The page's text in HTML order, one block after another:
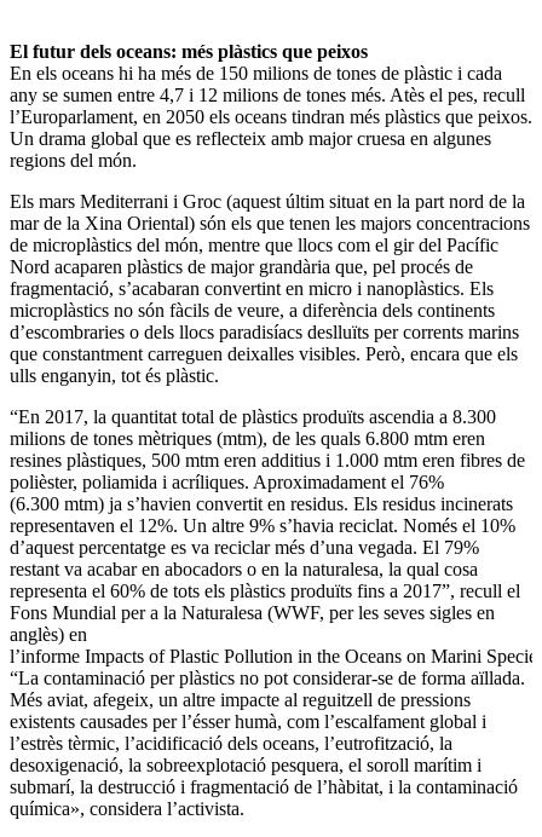
El futur dels oceans: més plàstics que peixos
En els oceans hi ha més de 150 milions de tones de plàstic i cada
any se sumen entre 4,7 i 12 milions de tones més. Atès el pes, recull
l’Europarlament, en 2050 els oceans tindran més plàstics que peixos.
Un drama global que es reflecteix amb major cruesa en algunes
regions del món.
Els mars Mediterrani i Groc (aquest últim situat en la part nord de la
mar de la Xina Oriental) són els que tenen les majors concentracions
de microplàstics del món, mentre que llocs com el gir del Pacífic
Nord acaparen plàstics de major grandària que, pel procés de
fragmentació, s’acabaran convertint en micro i nanoplàstics. Els
microplàstics no són fàcils de veure, a diferència dels continents
d’escombraries o dels llocs paradisíacs deslluïts per corrents marins
que constantment carreguen deixalles visibles. Però, encara que els
ulls enganyin, tot és plàstic.
“En 2017, la quantitat total de plàstics produïts ascendia a 8.300
milions de tones mètriques (mtm), de les quals 6.800 mtm eren
resines plàstiques, 500 mtm eren additius i 1.000 mtm eren fibres de
polièster, poliamida i acríliques. Aproximadament el 76%
(6.300 mtm) ja s’havien convertit en residus. Els residus incinerats
representaven el 12%. Un altre 9% s’havia reciclat. Només el 10%
d’aquest percentatge es va reciclar més d’una vegada. El 79%
restant va acabar en abocadors o en la naturalesa, la qual cosa
representa el 60% de tots els plàstics produïts fins a 2017”, recull el
Fons Mundial per a la Naturalesa (WWF, per les seves sigles en
anglès) en
l’informe Impacts of Plastic Pollution in the Oceans on Marini
“La contaminació per plàstics no pot considerar-se de forma aïllada.
Més aviat, afegeix, un altre impacte al reguitzell de pressions
existents causades per l’ésser humà, com l’escalfament global i
l’estrès tèrmic, l’acidificació dels oceans, l’eutrofització, la
desoxigenació, la sobreexplotació pesquera, el soroll marítim i
submarí, la destrucció i fragmentació de l’hàbitat, i la contaminació
química», considera l’activista.